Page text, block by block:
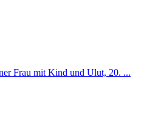
Frau mit Kind und Ulut, 20. ...